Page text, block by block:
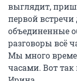
выглядит,
первой встречи
объединенные
разговоры всё
Мы много
часами. Вот